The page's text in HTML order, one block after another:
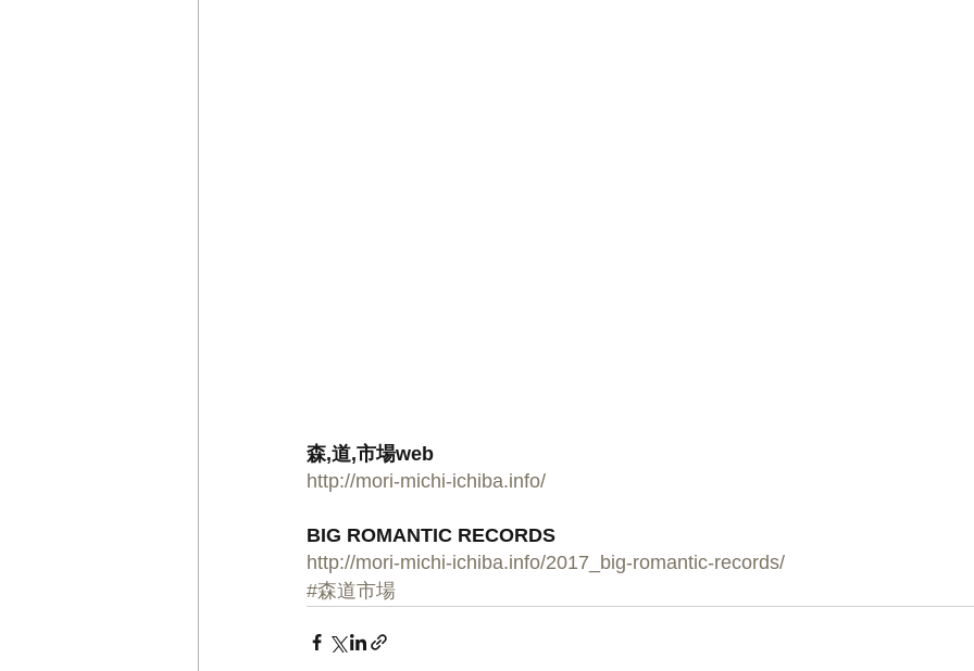
森,道,市場web
http://mori-michi-ichiba.info/
BIG ROMANTIC RECORDS
http://mori-michi-ichiba.info/2017_big-romantic-records/
#森道市場